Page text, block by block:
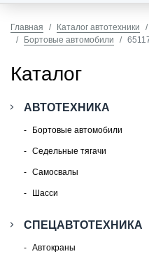
Главная Каталог автотехники
Бортовые автомобили
Каталог
АВТОТЕХНИКА
Бортовые автомобили
Седельные тягачи
Самосвалы
Шасси
СПЕЦАВТОТЕХНИКА
Автокраны